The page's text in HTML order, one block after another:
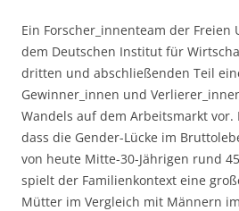
Ein Forscher_innenteam der
dem Deutschen Institut für
dritten und abschließenden Teil
Gewinner_innen und
Wandels auf dem Arbeitsmarkt vor.
dass die Gender-Lücke im
von heute Mitte-30-Jährigen rund
spielt der Familienkontext eine
Mütter im Vergleich mit Männern